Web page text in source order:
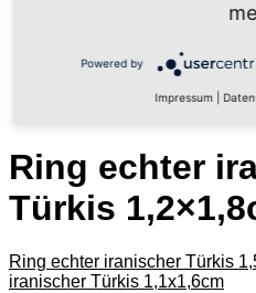
Ring echter
Türkis
Ring echter iranischer Türkis
iranischer Türkis 1,1x1,6cm
Powered by
Impressum